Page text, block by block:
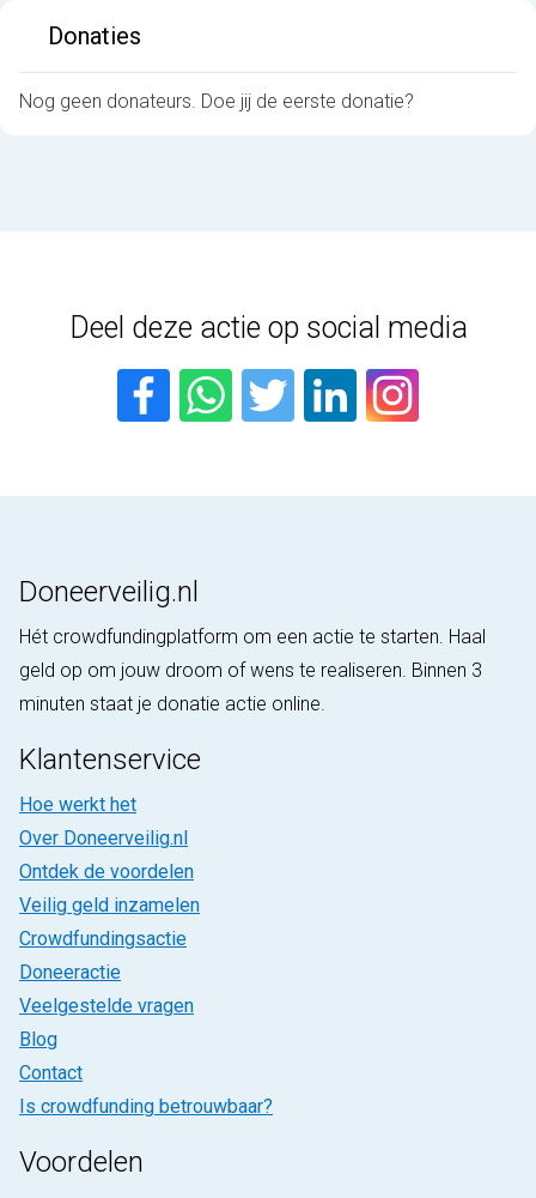
Donaties
Nog geen donateurs. Doe jij de eerste donatie?
Deel deze actie op social media
Doneerveilig.nl
Hét crowdfundingplatform om een actie te starten. Haal
geld op om jouw droom of wens te realiseren. Binnen 3
minuten staat je donatie actie online.
Klantenservice
Hoe werkt het
Over Doneerveilig.nl
Ontdek de voordelen
Veilig geld inzamelen
Crowdfundingsactie
Doneeractie
Veelgestelde vragen
Blog
Contact
Is crowdfunding betrouwbaar?
Voordelen